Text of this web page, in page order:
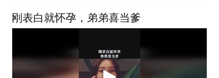
刚表白就怀孕，弟弟喜当爹